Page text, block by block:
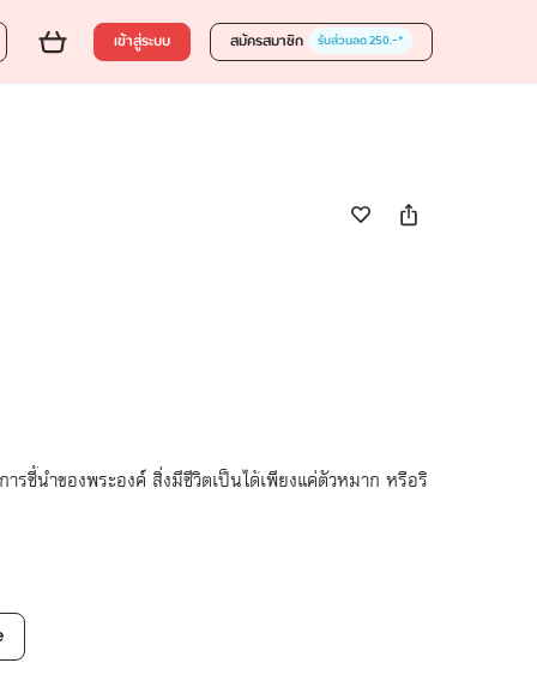
เข้าสู่ระบบ สมัครสมาชิก รับส่วนลด 250.-*
บาทส่งของขวัญ ใส่ตะกร้า ซื้อเลย
ชี้นำของพระองค์ สิ่งมีชีวิตเป็นได้เพียงแค่ตัวหมาก หรือริ